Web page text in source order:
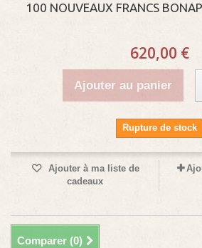
100 NOUVEAUX FRANCS
620,00 €
Ajouter au panier
Rupture de stock
Ajouter à ma liste de
cadeaux
Comparer (0)